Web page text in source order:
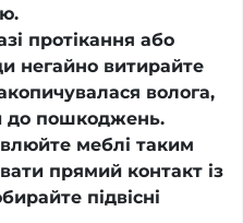
протікання або
негайно витирайте
волога,
до пошкоджень.
меблі таким
прямий контакт із
підвісні